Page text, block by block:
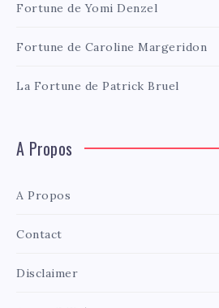
Fortune de Yomi Denzel
Fortune de Caroline Margeridon
La Fortune de Patrick Bruel
A Propos
A Propos
Contact
Disclaimer